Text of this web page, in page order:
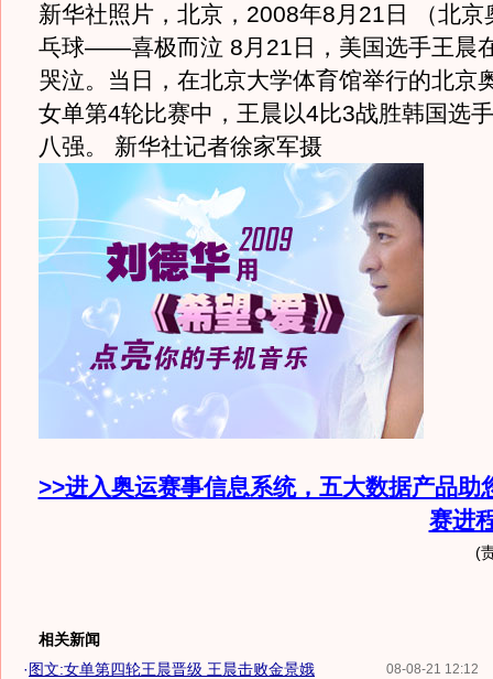
新华社照片，北京，2008年8月21日 （北京
乓球——喜极而泣 8月21日，美国选手王晨
哭泣。当日，在北京大学体育馆举行的北京
女单第4轮比赛中，王晨以4比3战胜韩国选
八强。 新华社记者徐家军摄
>>进入奥运赛事信息系统，五大数据产品助
赛进
(
相关新闻
08-08-21 12:12
·图文:女单第四轮王晨晋级 王晨击败金景娥